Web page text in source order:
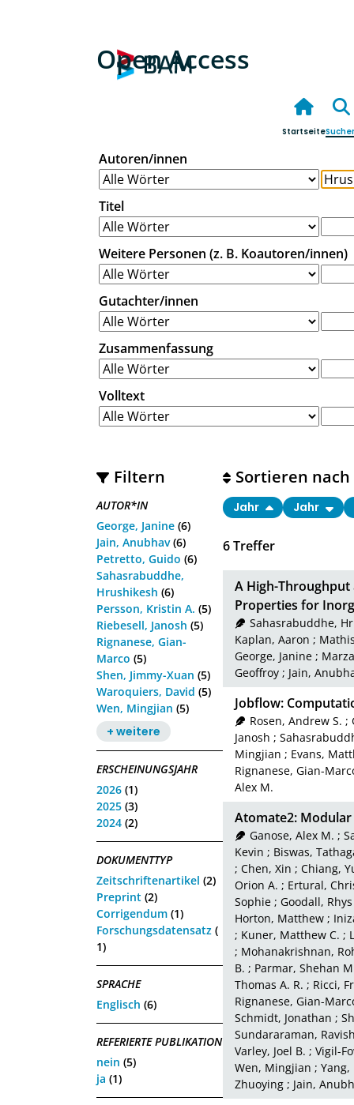
Open Access
Startseite
Autoren/innen
Titel
Weitere Personen (z. B. Koautoren/innen)
Gutachter/innen
Zusammenfassung
Volltext
Filtern
AUTOR*IN
George, Janine (6)
Jain, Anubhav(6)
Petretto, Guido (6)
Sahasrabuddhe,
Hrushikesh (6)
Persson, Kristin A. (5)
Riebesell, Janosh (5)
Rignanese, Gian-
Marco (5)
Shen, Jimmy-Xuan (5)
Waroquiers, David (5)
Wen, Mingjian (5)
+ weitere
ERSCHEINUNGSJAHR
2026 (1)
2025 (3)
2024 (2)
DOKUMENTTYP
Zeitschriftenartikel (2)
Preprint (2)
Corrigendum (1)
Forschungsdatensatz (
1)
SPRACHE
Englisch (6)
REFERIERTE PUBLIKATION
nein (5)
ja (1)
6Treffer
Sortieren nach
Jahr Jahr
A High-
Properties for
Sahasrabuddhe,
Kaplan, Aaron ;
George, Janine ;
Geoffroy ; Jain,
Jobflow:
Rosen, Andrew S. ;
Janosh ;
Mingjian ; Evans,
Rignanese, Gian-
Alex M.
Atomate2:
Ganose, Alex M. ;
Kevin ; Biswas,
; Chen, Xin ; Chiang,
Orion A. ; Ertural,
Sophie ; Goodall,
Horton, Matthew ;
; Kuner, Matthew C. ;
; Mohanakrishnan,
B. ; Parmar, Shehan
Thomas A. R. ; Ricci,
Rignanese, Gian-
Schmidt, Jonathan ;
Sundararaman,
Varley, Joel B. ; Vigil-
Wen, Mingjian ; Yang,
Zhuoying ; Jain,